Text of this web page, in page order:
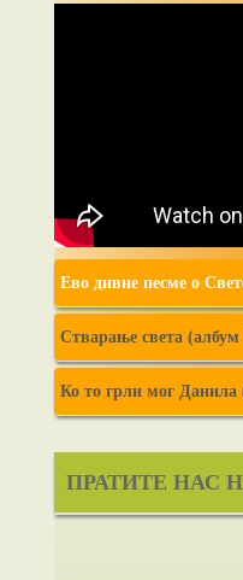
Ево дивне песме о
Стварање света
Ко то грли мог Данила
ПРАТИТЕ НАС